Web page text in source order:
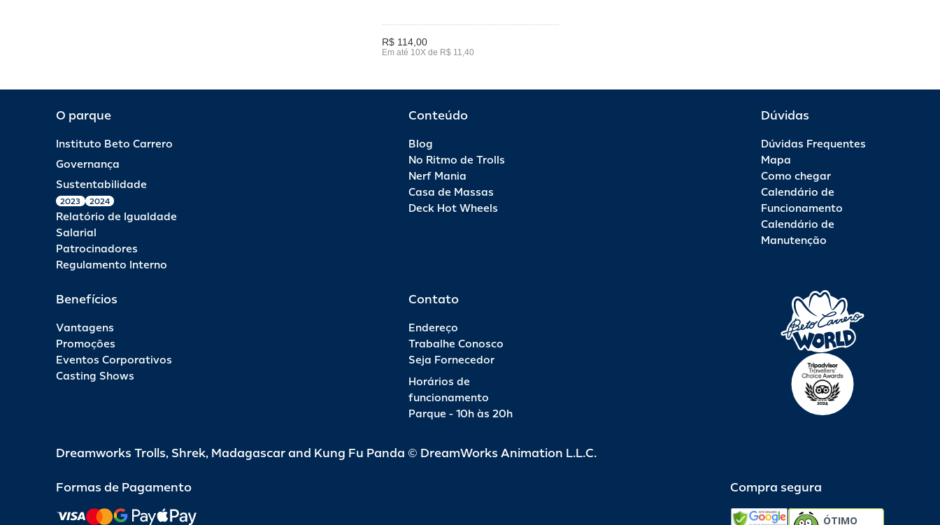
R$ 114,00
Em até 10X de R$ 11,40
O parque
Instituto Beto Carrero
Governança
Sustentabilidade
2023 2024
Relatório de Igualdade
Salarial
Patrocinadores
Regulamento Interno
Conteúdo
Blog
No Ritmo de Trolls
Nerf Mania
Casa de Massas
Deck Hot Wheels
Dúvidas
Dúvidas Frequentes
Mapa
Como chegar
Calendário de
Funcionamento
Calendário de
Manutenção
Benefícios
Vantagens
Promoções
Eventos Corporativos
Casting Shows
Contato
Endereço
Trabalhe Conosco
Seja Fornecedor
Horários de
funcionamento
Parque - 10h às 20h
Dreamworks Trolls, Shrek, Madagascar and Kung Fu Panda © DreamWorks Animation L.L.C.
Formas de Pagamento Compra segura
ÓTIMO